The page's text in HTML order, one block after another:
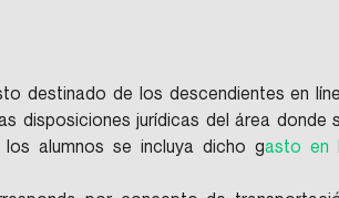
destinado de los descendientes en
disposiciones jurídicas del área donde
alumnos se incluya dicho gasto en